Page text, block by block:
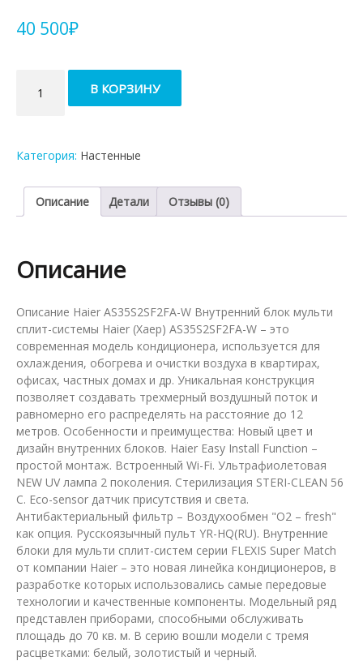
40 500₽
товара
Настенный
мульти-
системы
Haier
В КОРЗИНУ
Категория: Настенные
Описание Детали Отзывы (0)
Описание
Описание Haier AS35S2SF2FA-W Внутренний блок мульти
сплит-системы Haier (Хаер) AS35S2SF2FA-W – это
современная модель кондиционера, используется для
охлаждения, обогрева и очистки воздуха в квартирах,
офисах, частных домах и др. Уникальная конструкция
позволяет создавать трехмерный воздушный поток и
равномерно его распределять на расстояние до 12
метров. Особенности и преимущества: Новый цвет и
дизайн внутренних блоков. Haier Easy Install Function –
простой монтаж. Встроенный Wi-Fi. Ультрафиолетовая
NEW UV лампа 2 поколения. Стерилизация STERI-CLEAN 56
C. Eco-sensor датчик присутствия и света.
Антибактериальный фильтр – Воздухообмен "О2 – fresh"
как опция. Русскоязычный пульт YR-HQ(RU). Внутренние
блоки для мульти сплит-систем серии FLEXIS Super Match
от компании Haier – это новая линейка кондиционеров, в
разработке которых использовались самые передовые
технологии и качественные компоненты. Модельный ряд
представлен приборами, способными обслуживать
площадь до 70 кв. м. В серию вошли модели с тремя
расцветками: белый, золотистый и черный.